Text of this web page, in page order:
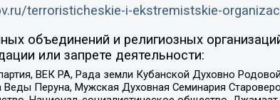
terroristicheskie-i-ekstremistskie-
объединений и религиозных
или запрете деятельности:
ВЕК РА, Рада земли Кубанской Духовно
Перуна, Мужская Духовная Семинария